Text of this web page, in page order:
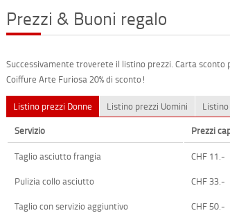
Prezzi & Buoni regalo
Successivamente troverete il listino prezzi. Carta sconto
Coiffure Arte Furiosa 20% di sconto!
Listino prezzi Donne Listino prezzi Uomini
Servizio
Prezzi
Taglio asciutto frangia CHF 11.-
Pulizia collo asciutto
CHF 33.-
Taglio con servizio aggiuntivo
CHF 50.-